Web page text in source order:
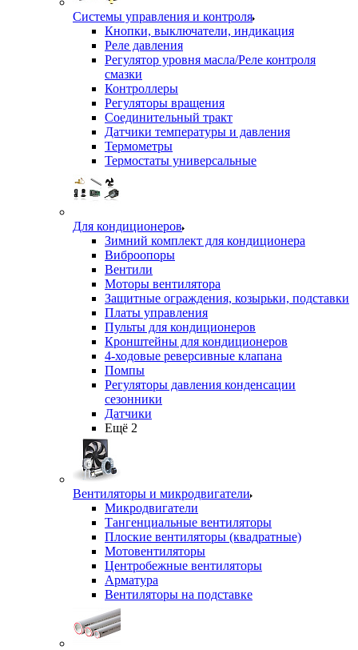
Системы управления и контроля
Кнопки, выключатели, индикация
Реле давления
Регулятор уровня масла/Реле контроля
смазки
Контроллеры
Регуляторы вращения
Соединительный тракт
Датчики температуры и давления
Термометры
Термостаты универсальные
Для кондиционеров
Зимний комплект для кондиционера
Виброопоры
Вентили
Моторы вентилятора
Защитные ограждения, козырьки, подставки
Платы управления
Пульты для кондиционеров
Кронштейны для кондиционеров
4-ходовые реверсивные клапана
Помпы
Регуляторы давления конденсации
сезонники
Датчики
Ещё 2
Вентиляторы и микродвигатели
Микродвигатели
Тангенциальные вентиляторы
Плоские вентиляторы (квадратные)
Мотовентиляторы
Центробежные вентиляторы
Арматура
Вентиляторы на подставке